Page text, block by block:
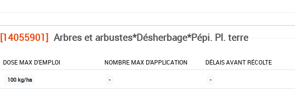
[14055901] Arbres et arbustes*Désherbage*Pépi. Pl. terre
DOSE MAX D'EMPLOI NOMBRE MAX D'APPLICATION DÉLAIS AVANT RÉCOLTE
100 kg/ha - -